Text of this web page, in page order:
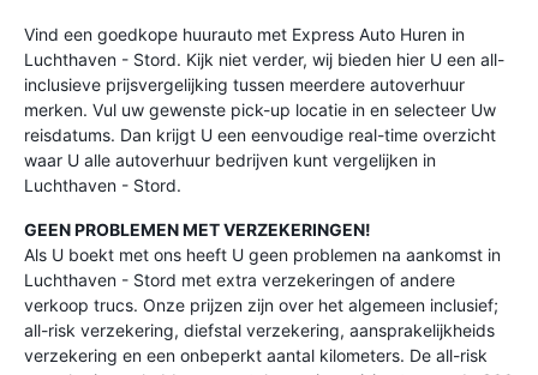
Vind een goedkope huurauto met Express Auto Huren in
Luchthaven - Stord. Kijk niet verder, wij bieden hier U een all-
inclusieve prijsvergelijking tussen meerdere autoverhuur
merken. Vul uw gewenste pick-up locatie in en selecteer Uw
reisdatums. Dan krijgt U een eenvoudige real-time overzicht
waar U alle autoverhuur bedrijven kunt vergelijken in
Luchthaven - Stord.
GEEN PROBLEMEN MET VERZEKERINGEN!
Als U boekt met ons heeft U geen problemen na aankomst in
Luchthaven - Stord met extra verzekeringen of andere
verkoop trucs. Onze prijzen zijn over het algemeen inclusief;
all-risk verzekering, diefstal verzekering, aansprakelijkheids
verzekering en een onbeperkt aantal kilometers. De all-risk